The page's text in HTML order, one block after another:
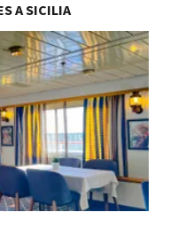
A SICILIA